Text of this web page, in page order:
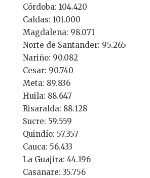
Córdoba: 104.420
Caldas: 101.000
Magdalena: 98.071
Norte de Santander: 95.265
Nariño: 90.082
Cesar: 90.740
Meta: 89.836
Huila: 88.647
Risaralda: 88.128
Sucre: 59.559
Quindío: 57.357
Cauca: 56.433
La Guajira: 44.196
Casanare: 35.756